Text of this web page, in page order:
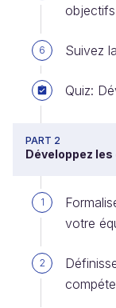
objectifs
6 Suivez
Quiz:
PART 2
Développez
1
votre
2